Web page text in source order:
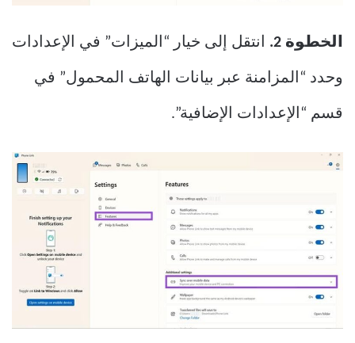
الخطوة 2. انتقل إلى خيار “الميزات” في الإعدادات
وحدد “المزامنة عبر بيانات الهاتف المحمول” في
قسم “الإعدادات الإضافية”.